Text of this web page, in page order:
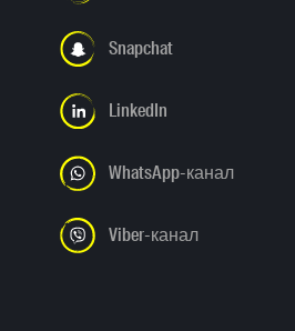
Snapchat
LinkedIn
WhatsApp-канал
Viber-канал